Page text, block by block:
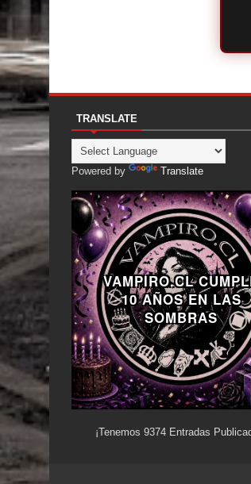
TRANSLATE
Powered by Translate
VAMPIRO.CL
10 AÑOS EN LAS
SOMBRAS
¡Tenemos 9374Entradas